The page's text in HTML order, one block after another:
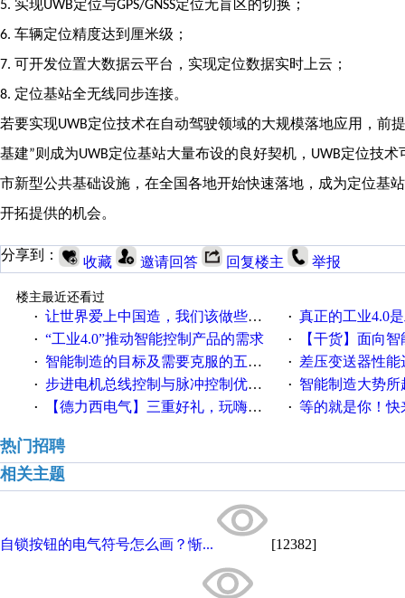
5. 实现UWB定位与GPS/GNSS定位无盲区的切换；
6. 车辆定位精度达到厘米级；
7. 可开发位置大数据云平台，实现定位数据实时上云；
8. 定位基站全无线同步连接。
若要实现UWB定位技术在自动驾驶领域的大规模落地应用，前
基建”则成为UWB定位基站大量布设的良好契机， UWB定位技术
市新型公共基础设施，在全国各地开始快速落地，成为定位基
开拓提供的机会。
分享到： 收藏 邀请回答 回复楼主 举报
楼主最近还看过
· 让世界爱上中国造，我们该做些什么 · 真正的工业4.0
· “工业4.0”推动智能控制产品的需求 · 【干货】面向
· 智能制造的目标及需要克服的五个障碍 · 差压变送器性能达
· 步进电机总线控制与脉冲控制优缺点 · 智能制造大势所趋
· 【德力西电气】三重好礼，玩嗨夏日！ · 等的就是你！快来
热门招聘
相关主题
自锁按钮的电气符号怎么画？惭... [12382]